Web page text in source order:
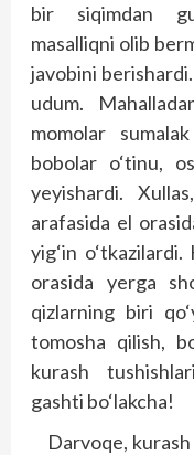
bir siqimdan
masalliqni olib
javobini
udum.
momolar
bobolar o‘tinu,
yeyishardi.
arafasida el
yig‘in
orasida yerga
qizlarning biri
tomosha qilish,
kurash
gashti bo‘lakcha!
Darvoqe,